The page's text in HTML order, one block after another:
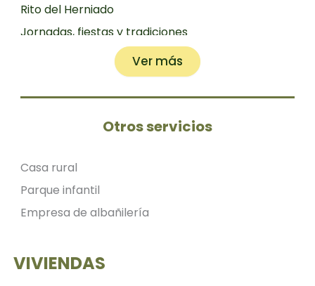
Rito del Herniado
Jornadas, fiestas y tradiciones
Rutas señaladas de senderismo y BTT
Ver más
Otros servicios
Casa rural
Parque infantil
Empresa de albañilería
VIVIENDAS